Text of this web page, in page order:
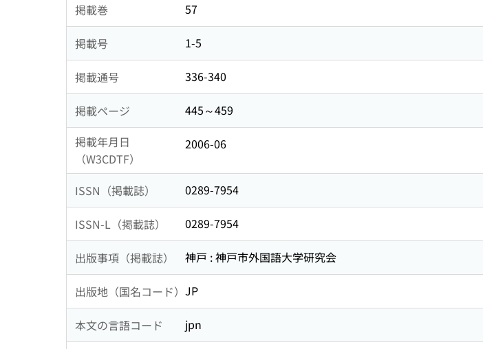
掲載巻 57
掲載号 1-5
掲載通号 336-340
掲載ページ
445～459
掲載年月日
（W3CDTF）
2006-06
ISSN（掲載誌） 0289-7954
ISSN-L（掲載誌） 0289-7954
出版事項（掲載誌） 神戸 : 神戸市外国語大学研究会
出版地（国名コード） JP
本文の言語コード jpn